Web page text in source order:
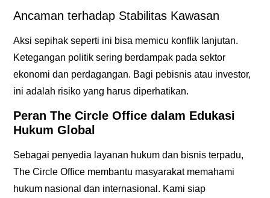
Ancaman terhadap Stabilitas Kawasan
Aksi sepihak seperti ini bisa memicu konflik lanjutan.
Ketegangan politik sering berdampak pada sektor
ekonomi dan perdagangan. Bagi pebisnis atau investor,
ini adalah risiko yang harus diperhatikan.
Peran The Circle Office dalam Edukasi
Hukum Global
Sebagai penyedia layanan hukum dan bisnis terpadu,
The Circle Office membantu masyarakat memahami
hukum nasional dan internasional. Kami siap